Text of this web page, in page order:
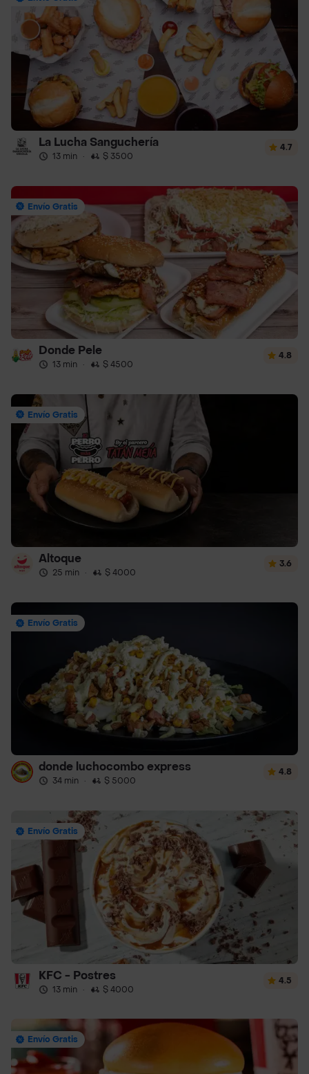
La Lucha Sanguchería
13 min · $ 3500
4.7
Envío Gratis
Donde Pele
13 min · $ 4500
4.8
Envío Gratis
Altoque
25 min · $ 4000
3.6
Envío Gratis
donde luchocombo express
34 min · $ 5000
4.8
Envío Gratis
KFC - Postres
13 min · $ 4000
4.5
Envío Gratis